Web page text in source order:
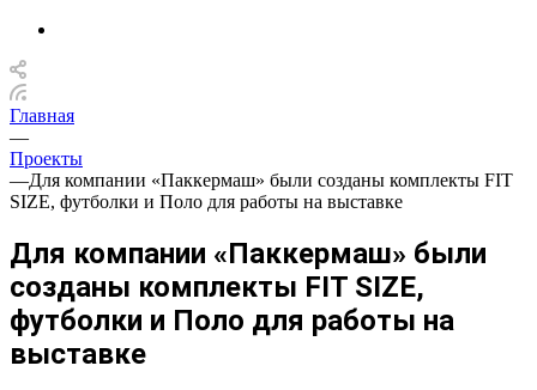
Главная
—
Проекты
—Для компании «Паккермаш» были созданы комплекты FIT
SIZE, футболки и Поло для работы на выставке
Для компании «Паккермаш» были
созданы комплекты FIT SIZE,
футболки и Поло для работы на
выставке